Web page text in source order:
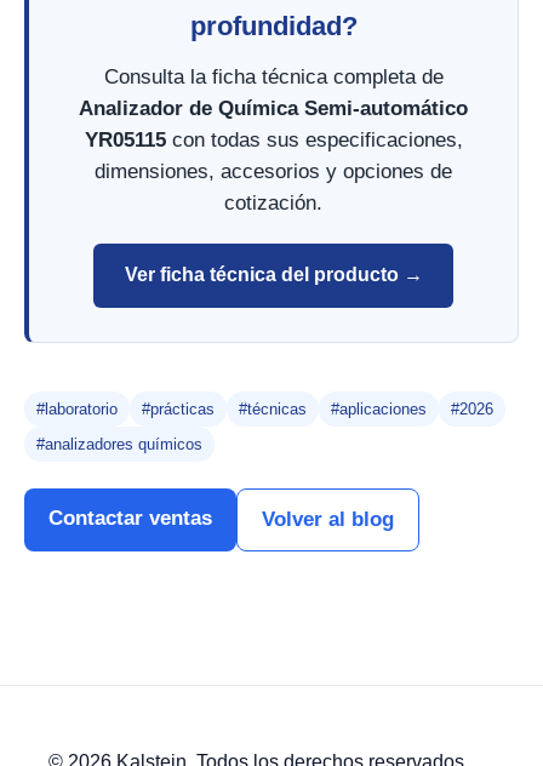
profundidad?
Consulta la ficha técnica completa de
Analizador de Química Semi-automático
YR05115con todas sus especificaciones,
dimensiones, accesorios y opciones de
cotización.
Ver ficha técnica del producto →
#laboratorio #prácticas #técnicas #aplicaciones
#2026
#analizadores químicos
Contactar ventas Volver al blog
© 2026 Kalstein. Todos los derechos reservados.